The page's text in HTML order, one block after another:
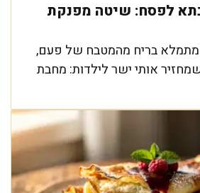
לפסח: שיטה מפנקת
בריח מהמטבח של פעם,
אותי ישר לילדות: מחבת